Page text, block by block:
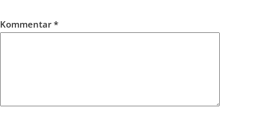
Kommentar*